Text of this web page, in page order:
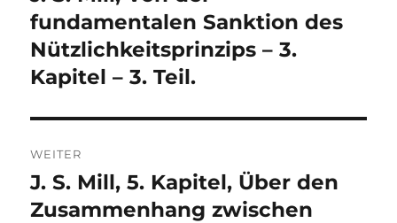
Beitrag:
fundamentalen Sanktion des
Nützlichkeitsprinzips – 3.
Kapitel – 3. Teil.
WEITER
Nächster
Beitrag:
J. S. Mill, 5. Kapitel, Über den
Zusammenhang zwischen